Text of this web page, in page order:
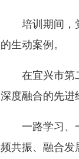
培训期间，党
的生动案例。
在宜兴市第二
深度融合的先进
一路学习、一
频共振、融合发